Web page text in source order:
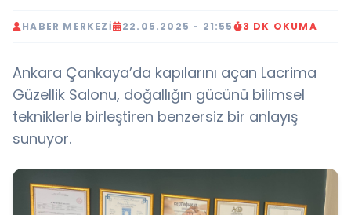
HABER MERKEZI 22.05.2025 - 21:55 3 DK OKUMA
Ankara Çankaya’da kapılarını açan Lacrima
Güzellik Salonu, doğallığın gücünü bilimsel
tekniklerle birleştiren benzersiz bir anlayış
sunuyor.